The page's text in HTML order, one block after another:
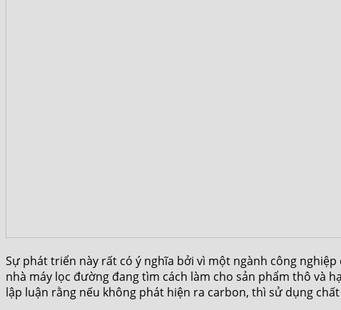
Sự phát triển này rất có ý nghĩa bởi vì một ngành công
nhà máy lọc đường đang tìm cách làm cho sản phẩm thô và
lập luận rằng nếu không phát hiện ra carbon, thì sử dụng